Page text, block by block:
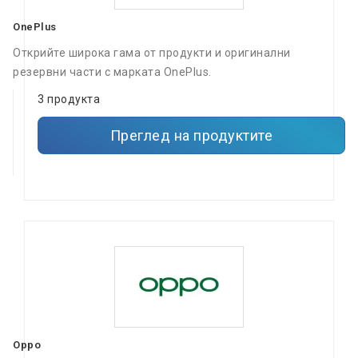
OnePlus
Открийте широка гама от продукти и оригинални
резервни части с марката OnePlus.
3 продукта
Преглед на продуктите
Oppo